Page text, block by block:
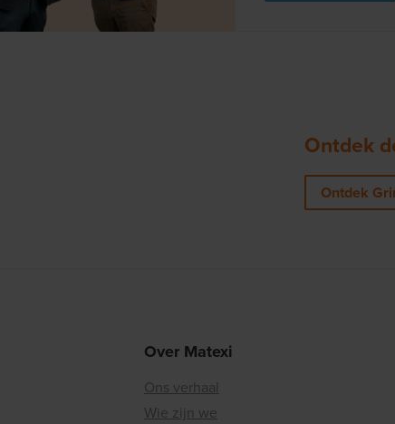
Ontdek
Ontdek
Over Matexi
Ons verhaal
Wie zijn we